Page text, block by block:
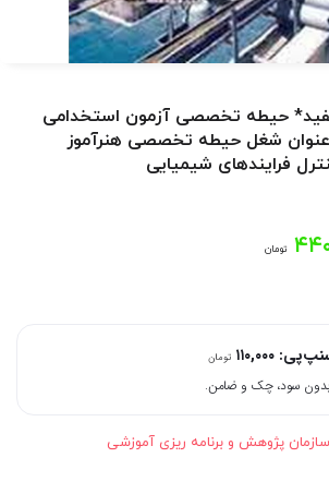
حیطه تخصصی آزمون استخدامی
شغل حیطه تخصصی هنرآموز
فرایندهای شیمیایی
تومان
۱۱۰,۰۰۰ تومان
سازمان پژوهش و برنامه ریزی آموزشی